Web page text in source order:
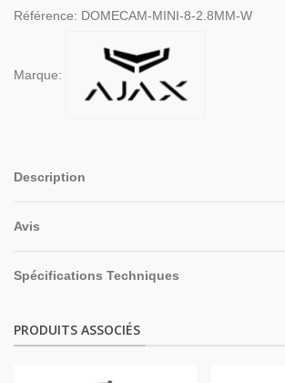
Référence: DOMECAM-MINI-8-2.8MM-W
Marque:
Description
Avis
Spécifications Techniques
PRODUITS ASSOCIÉS